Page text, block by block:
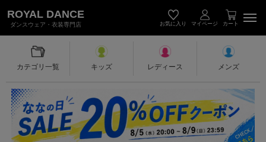
ROYAL DANCE キッズダンス衣装・レディース＆メ
ダンスウェア・衣装専門店 お気に入り マイページ カート
カテゴリ一覧 キッズ レディース メンズ